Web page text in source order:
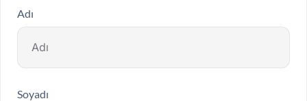
Adı
Soyadı